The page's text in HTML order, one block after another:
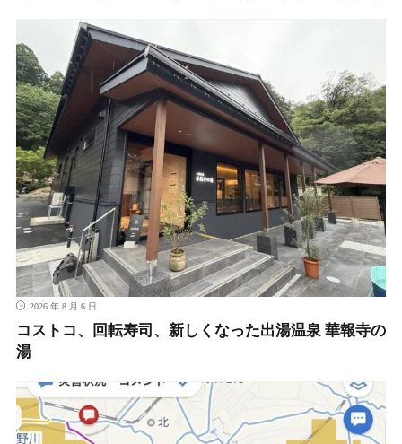
2026 年 8 月 6 日
コストコ、回転寿司、新しくなった出湯温泉 華報寺の
湯